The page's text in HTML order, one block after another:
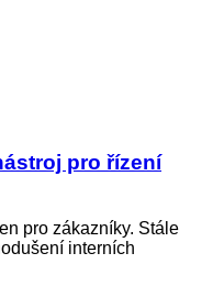
pro řízení
pro zákazníky. Stále
interních